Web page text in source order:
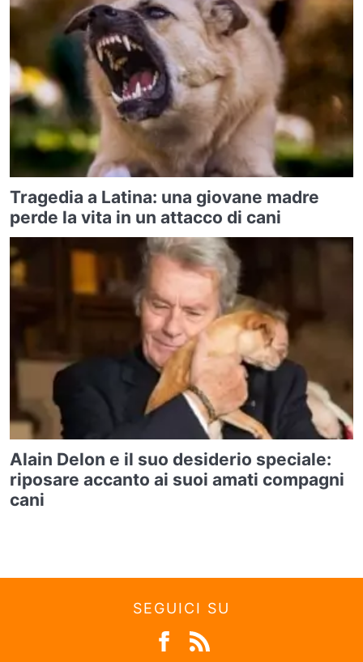
Tragedia a Latina: una giovane madre
perde la vita in un attacco di cani
Alain Delon e il suo desiderio speciale:
riposare accanto ai suoi amati compagni
cani
SEGUICI SU